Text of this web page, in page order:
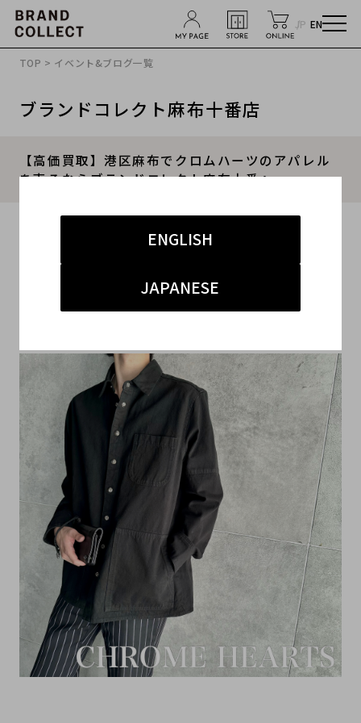
JP EN
ENGLISH
JAPANESE
TOP > イベント&ブログ一覧
ブランドコレクト麻布十番店
【高価買取】港区麻布でクロムハーツのアパレル
を売るならブランドコレクト麻布十番へ
#クロムハーツ
#麻布十番 ストリート